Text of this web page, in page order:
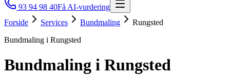
93 94 98 40Få AI-vurdering
Forside
Services Bundmaling
Rungsted
Bundmaling i Rungsted
Bundmaling i Rungsted